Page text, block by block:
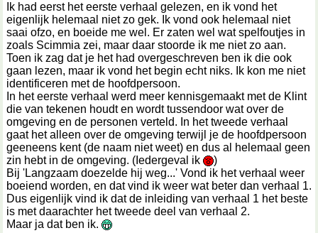
Ik had eerst het eerste verhaal gelezen, en ik vond het
eigenlijk helemaal niet zo gek. Ik vond ook helemaal niet
saai ofzo, en boeide me wel. Er zaten wel wat spelfoutjes in
zoals Scimmia zei, maar daar stoorde ik me niet zo aan.
Toen ik zag dat je het had overgeschreven ben ik die ook
gaan lezen, maar ik vond het begin echt niks. Ik kon me niet
identificeren met de hoofdpersoon.
In het eerste verhaal werd meer kennisgemaakt met de Klint
die van tekenen houdt en wordt tussendoor wat over de
omgeving en de personen verteld. In het tweede verhaal
gaat het alleen over de omgeving terwijl je de hoofdpersoon
geeneens kent (de naam niet weet) en dus al helemaal geen
zin hebt in de omgeving. (Iedergeval ik
)
Bij 'Langzaam doezelde hij weg...' Vond ik het verhaal weer
boeiend worden, en dat vind ik weer wat beter dan verhaal 1.
Dus eigenlijk vind ik dat de inleiding van verhaal 1 het beste
is met daarachter het tweede deel van verhaal 2.
Maar ja dat ben ik.